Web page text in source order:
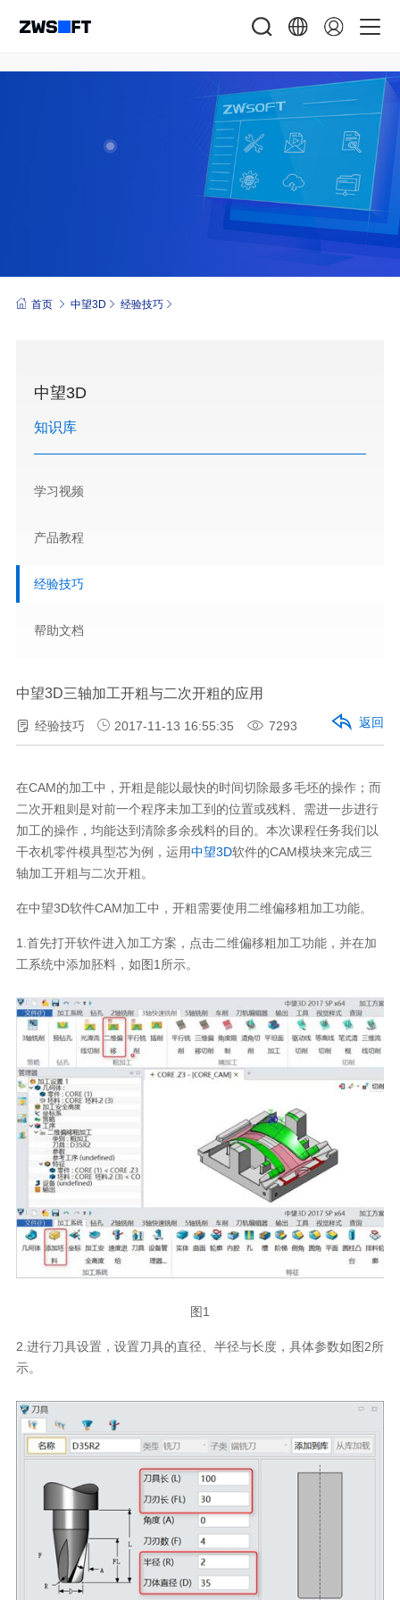
首页 中望3D 经验技巧
中望3D
知识库
学习视频
产品教程
经验技巧
帮助文档
中望3D三轴加工开粗与二次开粗的应用
经验技巧 2017-11-13 16:55:35 7293 返回
在CAM的加工中，开粗是能以最快的时间切除最多毛坯的操作；而
二次开粗则是对前一个程序未加工到的位置或残料、需进一步进行
加工的操作，均能达到清除多余残料的目的。本次课程任务我们以
干衣机零件模具型芯为例，运用中望3D软件的CAM模块来完成三
轴加工开粗与二次开粗。
在中望3D软件CAM加工中，开粗需要使用二维偏移粗加工功能。
1.首先打开软件进入加工方案，点击二维偏移粗加工功能，并在加
工系统中添加胚料，如图1所示。
图1
2.进行刀具设置，设置刀具的直径、半径与长度，具体参数如图2所
示。